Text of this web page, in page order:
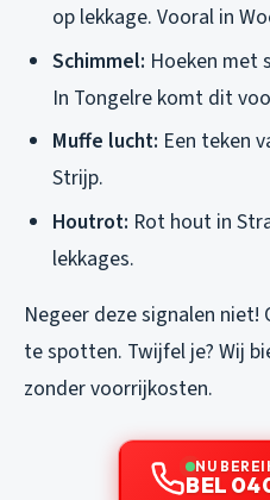
op lekkage. Vooral in
Schimmel: Hoeken met
In Tongelre komt dit
Muffe lucht: Een teken
Strijp.
Houtrot: Rot hout in
lekkages.
Negeer deze signalen niet!
te spotten. Twijfel je? Wij
zonder voorrijkosten.
NU
BEL